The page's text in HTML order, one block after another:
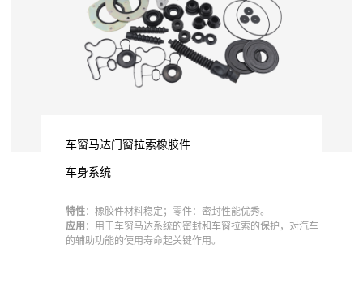
车窗马达门窗拉索橡胶件
车身系统
特性：橡胶件材料稳定；零件：密封性能优秀。
应用 ：用于车窗马达系统的密封和车窗拉索的保护，对汽车
的辅助功能的使用寿命起关键作用。